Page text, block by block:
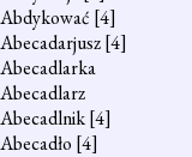
Abdykować [4]
Abecadarjusz[4]
Abecadlarka
Abecadlarz
Abecadlnik[4]
Abecadło [4]